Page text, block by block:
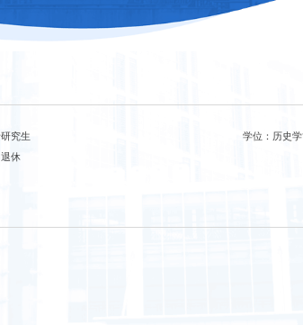
究生
学位：历史
休